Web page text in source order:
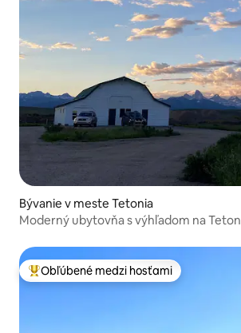
Bývanie v meste Tetonia
Moderný ubytovňa s výhľadom na Teton
Najobľúbenejšie medzi hosťami
Obľúbené medzi hosťami